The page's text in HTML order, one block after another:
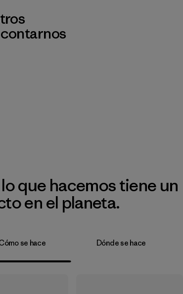
que hacemos tiene un
en el planeta.
se hace Dónde se hace